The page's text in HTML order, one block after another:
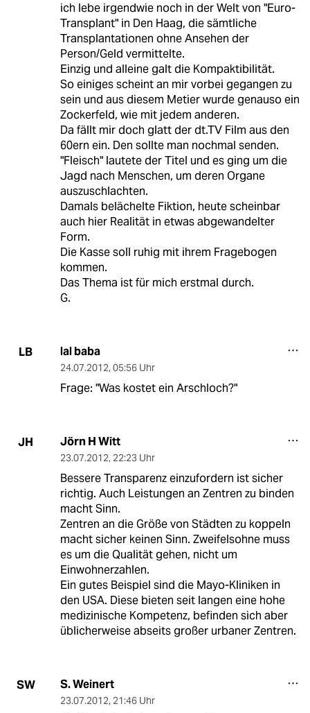
ich lebe irgendwie noch in der Welt von "Euro-
Transplant" in Den Haag, die sämtliche
Transplantationen ohne Ansehen der
Person/Geld vermittelte.
Einzig und alleine galt die Kompaktibilität.
So einiges scheint an mir vorbei gegangen zu
sein und aus diesem Metier wurde genauso ein
Zockerfeld, wie mit jedem anderen.
Da fällt mir doch glatt der dt.TV Film aus den
60ern ein. Den sollte man nochmal senden.
"Fleisch" lautete der Titel und es ging um die
Jagd nach Menschen, um deren Organe
auszuschlachten.
Damals belächelte Fiktion, heute scheinbar
auch hier Realität in etwas abgewandelter
Form.
Die Kasse soll ruhig mit ihrem Fragebogen
kommen.
Das Thema ist für mich erstmal durch.
G.
LB lal baba
24.07.2012, 05:56 Uhr
Frage: "Was kostet ein Arschloch?"
JH Jörn H Witt
23.07.2012, 22:23 Uhr
Bessere Transparenz einzufordern ist sicher
richtig. Auch Leistungen an Zentren zu binden
macht Sinn.
Zentren an die Größe von Städten zu koppeln
macht sicher keinen Sinn. Zweifelsohne muss
es um die Qualität gehen, nicht um
Einwohnerzahlen.
Ein gutes Beispiel sind die Mayo-Kliniken in
den USA. Diese bieten seit langen eine hohe
medizinische Kompetenz, befinden sich aber
üblicherweise abseits großer urbaner Zentren.
SW S. Weinert
23.07.2012, 21:46 Uhr